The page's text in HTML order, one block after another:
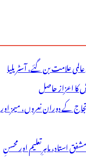
علامت بن گئے، آسٹریلیا
کا اعزاز حاصل
کے دوران نعروں، میمز اور
استاد، ماہرِتعلیم اور محسنِ